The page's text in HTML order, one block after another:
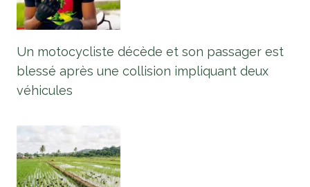
Un motocycliste décède et son passager est
blessé après une collision impliquant deux
véhicules